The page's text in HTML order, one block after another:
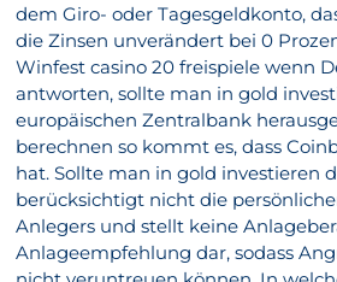
dem Giro- oder Tagesgeldkonto,
die Zinsen unverändert bei 0
Winfest casino 20 freispiele wenn
antworten, sollte man in gold
europäischen Zentralbank
berechnen so kommt es, dass
hat. Sollte man in gold investieren
berücksichtigt nicht die
Anlegers und stellt keine
Anlageempfehlung dar, sodass